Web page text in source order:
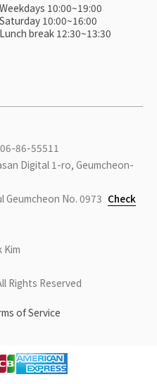
Weekdays 10:00~19:00
Saturday 10:00~16:00
Lunch break 12:30~13:30
86-55511
Digital 1-ro, Geumcheon-
Geumcheon No. 0973 Check
Kim
Rights Reserved
of Service